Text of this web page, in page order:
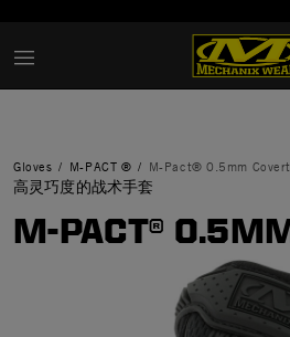
Gloves M-PACT ® M-Pact® 0.5mm Covert
高灵巧度的战术手套
M-PACT®